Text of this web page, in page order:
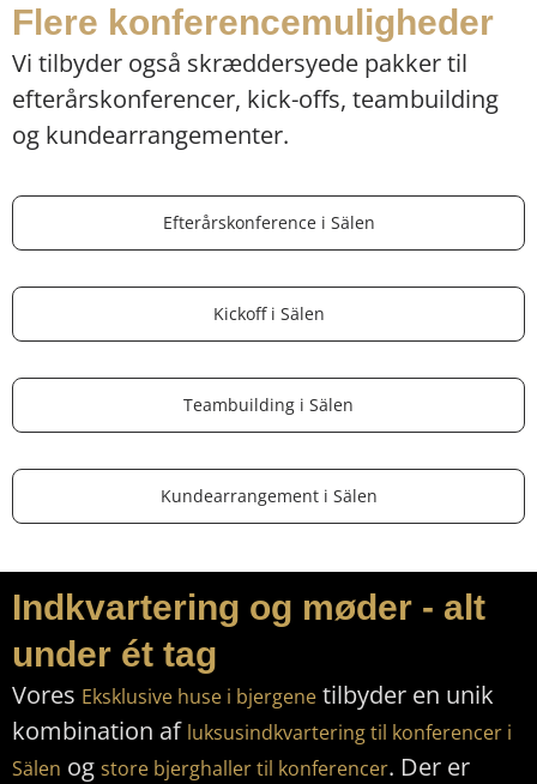
Oplev bjergene i sommerpragt
med vandring, cykling og
udendørs aktiviteter som
Læs mere om det
Flere konferencemuligheder
Vi tilbyder også skræddersyede pakker til
efterårskonferencer, kick-offs, teambuilding
og kundearrangementer.
Efterårskonference i Sälen
Kickoff i Sälen
Teambuilding i Sälen
Kundearrangement i Sälen
Indkvartering og møder - alt
under ét tag
Vores Eksklusive huse i bjergene tilbyder en unik
kombination af luksusindkvartering til konferencer i
Sälen og store bjerghaller til konferencer. Der er